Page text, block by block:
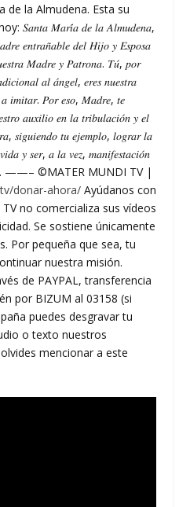
de la Almudena. Esta su
𝑆𝑎𝑛𝑡𝑎 𝑀𝑎𝑟𝑖́𝑎 𝑑𝑒 𝑙𝑎 𝐴𝑙𝑚𝑢𝑑𝑒𝑛𝑎,
𝑒𝑛𝑡𝑟𝑎𝑛̃𝑎𝑏𝑙𝑒 𝑑𝑒𝑙 𝐻𝑖𝑗𝑜 𝑦 𝐸𝑠𝑝𝑜𝑠𝑎
𝑀𝑎𝑑𝑟𝑒 𝑦 𝑃𝑎𝑡𝑟𝑜𝑛𝑎. 𝑇𝑢́, 𝑝𝑜𝑟
𝑎𝑙 𝑎́𝑛𝑔𝑒𝑙, 𝑒𝑟𝑒𝑠 𝑛𝑢𝑒𝑠𝑡𝑟𝑎
𝑎 𝑖𝑚𝑖𝑡𝑎𝑟. 𝑃𝑜𝑟 𝑒𝑠𝑜, 𝑀𝑎𝑑𝑟𝑒, 𝑡𝑒
𝑎𝑢𝑥𝑖𝑙𝑖𝑜 𝑒𝑛 𝑙𝑎 𝑡𝑟𝑖𝑏𝑢𝑙𝑎𝑐𝑖𝑜́𝑛 𝑦 𝑒𝑙
𝑠𝑖𝑔𝑢𝑖𝑒𝑛𝑑𝑜 𝑡𝑢 𝑒𝑗𝑒𝑚𝑝𝑙𝑜, 𝑙𝑜𝑔𝑟𝑎𝑟 𝑙𝑎
𝑦 𝑠𝑒𝑟, 𝑎 𝑙𝑎 𝑣𝑒𝑧, 𝑚𝑎𝑛𝑖𝑓𝑒𝑠𝑡𝑎𝑐𝑖𝑜́𝑛
——– ©MATER MUNDI TV |
donar-ahora/ Ayúdanos con
no comercializa sus vídeos
Se sostiene únicamente
Por pequeña que sea, tu
nuestra misión.
de PAYPAL, transferencia
por BIZUM al 03158 (si
puedes desgravar tu
o texto nuestros
mencionar a este